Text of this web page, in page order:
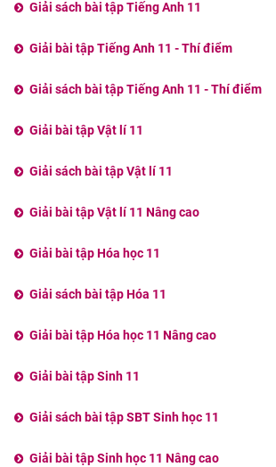
Giải sách bài tập Tiếng Anh 11
Giải bài tập Tiếng Anh 11 - Thí điểm
Giải sách bài tập Tiếng Anh 11 - Thí điểm
Giải bài tập Vật lí 11
Giải sách bài tập Vật lí 11
Giải bài tập Vật lí 11 Nâng cao
Giải bài tập Hóa học 11
Giải sách bài tập Hóa 11
Giải bài tập Hóa học 11 Nâng cao
Giải bài tập Sinh 11
Giải sách bài tập SBT Sinh học 11
Giải bài tập Sinh học 11 Nâng cao